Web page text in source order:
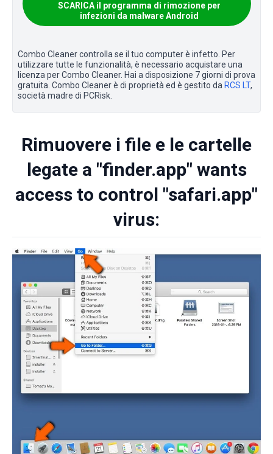
SCARICA il programma di rimozione per
infezioni da malware Android
Combo Cleaner controlla se il tuo computer è infetto. Per
utilizzare tutte le funzionalità, è necessario acquistare una
licenza per Combo Cleaner. Hai a disposizione 7 giorni di prova
gratuita. Combo Cleaner è di proprietà ed è gestito da RCS LT,
società madre di PCRisk.
Rimuovere i file e le cartelle
legate a "finder.app" wants
access to control "safari.app"
virus: